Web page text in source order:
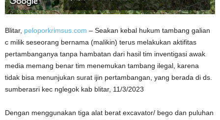
Blitar, peloporkrimsus.com – Seakan kebal hukum tambang galian
c milik seseorang bernama (malikin) terus melakukan aktifitas
pertambanganya tanpa hambatan dari hasil tim inventigasi awak
media memang benar tim menemukan tambang ilegal, karena
tidak bisa menunjukan surat ijin pertambangan, yang berada di ds.
sumberasri kec nglegok kab blitar, 11/3/2023
Dengan menggunakan tiga alat berat excavator/ bego dan puluhan